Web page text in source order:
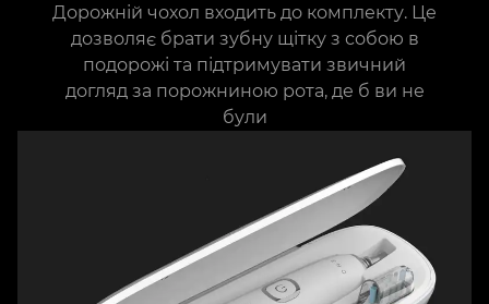
Дорожній чохол входить до комплекту. Це
дозволяє брати зубну щітку з собою в
подорожі та підтримувати звичний
догляд за порожниною рота, де б ви не
були